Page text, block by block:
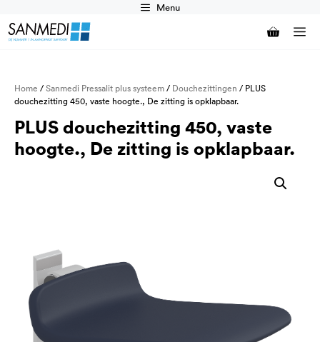
naar
de
Menu
Home /Sanmedi Pressalit plus systeem/ Douchezittingen / PLUS
douchezitting 450, vaste hoogte., De zitting is opklapbaar.
PLUS douchezitting 450, vaste
hoogte., De zitting is opklapbaar.